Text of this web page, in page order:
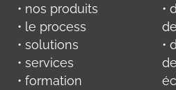
• nos produits
• le process
• solutions
• services
• formation
•
•